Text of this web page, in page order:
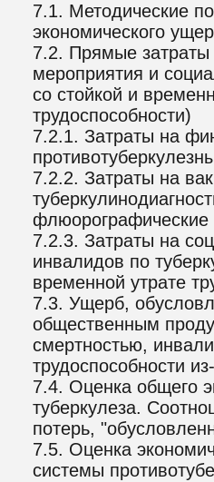
7.1. Методические
экономического
7.2. Прямые затраты
мероприятия и
со стойкой и
трудоспособности)
7.2.1. Затраты на
7.2.2. Затраты на
флюорографические
7.2.3. Затраты на
инвалидов по
временной утрате
7.3. Ущерб,
общественным
смертностью,
трудоспособности
7.4. Оценка общего
туберкулеза.
потерь,
7.5. Оценка
системы